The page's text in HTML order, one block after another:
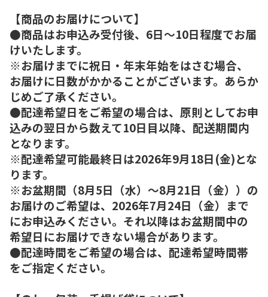
【商品のお届けについて】
●商品はお申込み受付後、6日～10日程度でお届
けいたします。
※お届けまでに祝日・年末年始をはさむ場合、
お届けに日数がかかることがございます。あらか
じめご了承ください。
●配達希望日をご希望の場合は、原則としてお申
込みの翌日から数えて10日目以降、配送期間内
となります。
※配達希望可能最終日は2026年9月18日(金)とな
ります。
※お盆期間（8月5日（水）～8月21日（金））の
お届けのご希望は、2026年7月24日（金）まで
にお申込みください。それ以降はお盆期間中の
希望日にお届けできない場合があります。
●配達時間をご希望の場合は、配達希望時間帯
をご指定ください。